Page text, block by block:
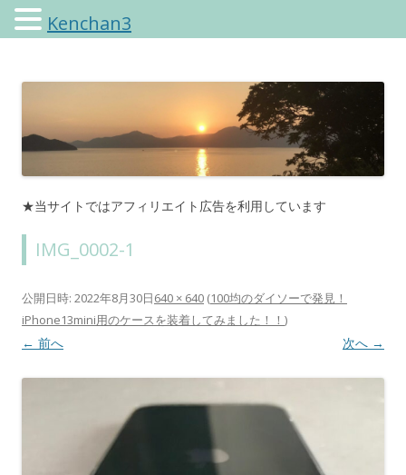
けんちゃんさんのブログ
★当サイトではアフィリエイト広告を利用しています
IMG_0002-1
公開日時: 2022年8月30日640 × 640 (100均のダイソーで発見！
iPhone13mini用のケースを装着してみました！！ )
← 前へ 次へ →
Kenchan3